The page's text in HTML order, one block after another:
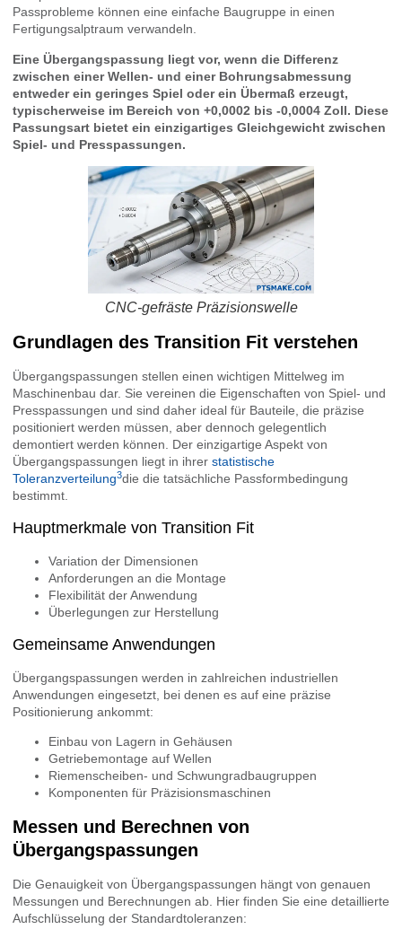
Passprobleme können eine einfache Baugruppe in einen
Fertigungsalptraum verwandeln.
Eine Übergangspassung liegt vor, wenn die Differenz
zwischen einer Wellen- und einer Bohrungsabmessung
entweder ein geringes Spiel oder ein Übermaß erzeugt,
typischerweise im Bereich von +0,0002 bis -0,0004 Zoll. Diese
Passungsart bietet ein einzigartiges Gleichgewicht zwischen
Spiel- und Presspassungen.
CNC-gefräste Präzisionswelle
Grundlagen des Transition Fit verstehen
Übergangspassungen stellen einen wichtigen Mittelweg im
Maschinenbau dar. Sie vereinen die Eigenschaften von Spiel- und
Presspassungen und sind daher ideal für Bauteile, die präzise
positioniert werden müssen, aber dennoch gelegentlich
demontiert werden können. Der einzigartige Aspekt von
Übergangspassungen liegt in ihrer statistische
Toleranzverteilung3die die tatsächliche Passformbedingung
bestimmt.
Hauptmerkmale von Transition Fit
Variation der Dimensionen
Anforderungen an die Montage
Flexibilität der Anwendung
Überlegungen zur Herstellung
Gemeinsame Anwendungen
Übergangspassungen werden in zahlreichen industriellen
Anwendungen eingesetzt, bei denen es auf eine präzise
Positionierung ankommt:
Einbau von Lagern in Gehäusen
Getriebemontage auf Wellen
Riemenscheiben- und Schwungradbaugruppen
Komponenten für Präzisionsmaschinen
Messen und Berechnen von
Übergangspassungen
Die Genauigkeit von Übergangspassungen hängt von genauen
Messungen und Berechnungen ab. Hier finden Sie eine detaillierte
Aufschlüsselung der Standardtoleranzen: